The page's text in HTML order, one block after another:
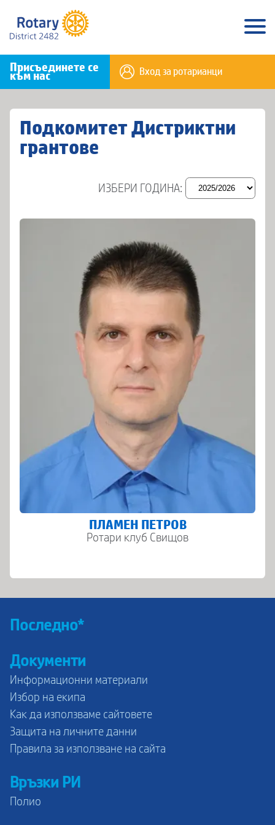
Присъединете се
към нас Вход за ротарианци
Подкомитет Дистриктни
грантове
ИЗБЕРИ ГОДИНА:
ПЛАМЕН ПЕТРОВ
Ротари клуб Свищов
Последно*
Документи
Информационни материали
Избор на екипа
Как да използваме сайтовете
Защита на личните данни
Правила за използване на сайта
Връзки РИ
Полио